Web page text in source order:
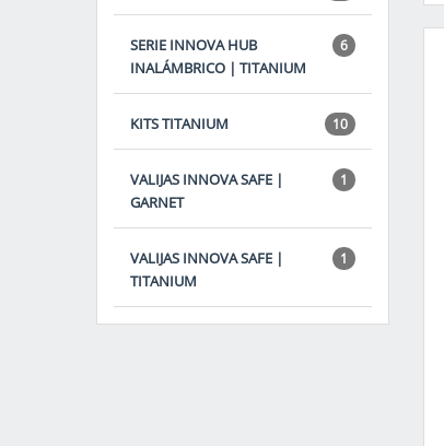
6
SERIE INNOVA HUB
INALÁMBRICO | TITANIUM
10
KITS TITANIUM
1
VALIJAS INNOVA SAFE |
GARNET
1
VALIJAS INNOVA SAFE |
TITANIUM